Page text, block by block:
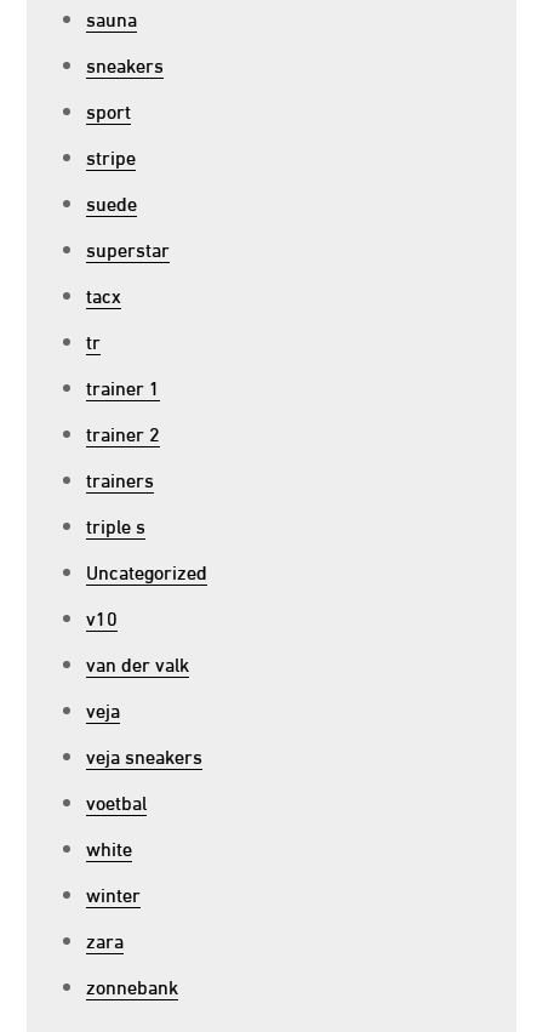
sauna
sneakers
sport
stripe
suede
superstar
tacx
tr
trainer 1
trainer 2
trainers
triple s
Uncategorized
v10
van der valk
veja
veja sneakers
voetbal
white
winter
zara
zonnebank